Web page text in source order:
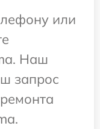
или
Наш
запрос